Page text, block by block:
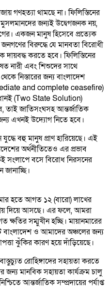
গণহত্যা থামছে না। ফিলিস্তিনের
জন্যই উদ্বেগজনক নয়,
একজন মানুষ হিসেবে প্রত্যেক
জনগণের বিরুদ্ধে যে মানবতা বিরোধী
দায়বদ্ধ করতে হবে। ফিলিস্তিনের
নারী এবং শিশুদের সাথে
নিস্তারের জন্য বাংলাদেশ
and complete ceasefire)
(Two State Solution)
তাই জাতিসংঘসহ আন্তর্জাতিক
এখনই উদ্যোগ নিতে হবে।
বহু মানুষ প্রাণ হারিয়েছে। এই
অর্থনীতিতেও এর প্রভাব
বসে বিরোধ নিরসনের
হতে আগত ১২ (বারো) লাখের
দিয়ে আসছে। এর ফলে, আমরা
সম্মুখীন হচ্ছি। মায়ানমারের
বাংলাদেশ ও আমাদের অঞ্চলের জন্য
ঝুঁকির কারণ হয়ে দাঁড়িয়েছে।
রোহিঙ্গাদের সহায়তা করতে
জন্য মানবিক সহায়তা কার্যক্রম চালু
আন্তর্জাতিক সম্প্রদায়ের পর্যাপ্ত